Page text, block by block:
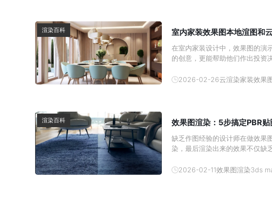
渲染百科 室内家装效果图本地渲图和
在室内家装设计中，效果图的演
的创意，更能帮助他们作出投资
方式逐渐成为了设计师们的热门
2026-02-26云渲染家装效果
渲染百科 效果图渲染：5步搞定PBR
缺乏作图经验的设计师在做效果
染，最后渲染出来的效果不仅缺
图质感提升技巧1、 首先将准备
2026-02-11效果图渲染3ds